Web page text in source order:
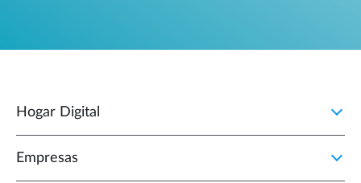
Hogar Digital
Empresas